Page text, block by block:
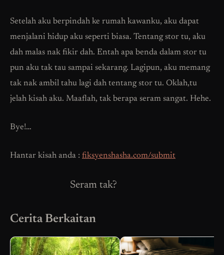
Setelah aku berpindah ke rumah kawanku, aku dapat
menjalani hidup aku seperti biasa. Tentang stor tu, aku
dah malas nak fikir dah. Entah apa benda dalam stor tu
pun aku tak tau sampai sekarang. Lagipun, aku memang
tak nak ambil tahu lagi dah tentang stor tu. Oklah,tu
jelah kisah aku. Maaflah, tak berapa seram sangat. Hehe.
Bye!…
Hantar kisah anda : fiksyenshasha.com/submit
Seram tak?
Cerita Berkaitan